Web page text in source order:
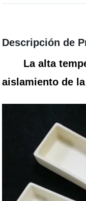
Descripción de
La alta
aislamiento de